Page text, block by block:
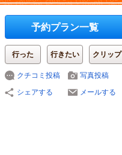
予約プラン一覧
行った 行きたい クリップ
クチコミ投稿
写真投稿
シェアする
メールする